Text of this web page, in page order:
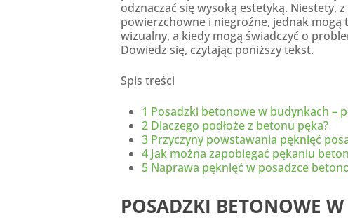
odznaczać się wysoką estetyką. Niestety,
powierzchowne i niegroźne, jednak
wizualny, a kiedy mogą świadczyć o
Dowiedz się, czytając poniższy tekst.
Spis treści
1 Posadzki betonowe w budynkach –
2 Dlaczego podłoże z betonu pęka?
3 Przyczyny powstawania pęknięć
4 Jak można zapobiegać pękaniu
5 Naprawa pęknięć w posadzce
POSADZKI BETONOWE